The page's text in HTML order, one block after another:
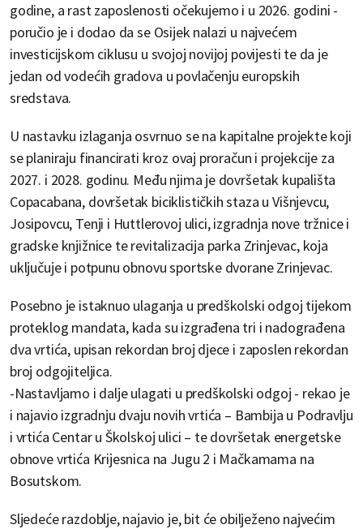
godine, a rast zaposlenosti očekujemo i u 2026. godini -
poručio je i dodao da se Osijek nalazi u najvećem
investicijskom ciklusu u svojoj novijoj povijesti te da je
jedan od vodećih gradova u povlačenju europskih
sredstava.
U nastavku izlaganja osvrnuo se na kapitalne projekte koji
se planiraju financirati kroz ovaj proračun i projekcije za
2027. i 2028. godinu. Među njima je dovršetak kupališta
Copacabana, dovršetak biciklističkih staza u Višnjevcu,
Josipovcu, Tenji i Huttlerovoj ulici, izgradnja nove tržnice i
gradske knjižnice te revitalizacija parka Zrinjevac, koja
uključuje i potpunu obnovu sportske dvorane Zrinjevac.
Posebno je istaknuo ulaganja u predškolski odgoj tijekom
proteklog mandata, kada su izgrađena tri i nadograđena
dva vrtića, upisan rekordan broj djece i zaposlen rekordan
broj odgojiteljica.
-Nastavljamo i dalje ulagati u predškolski odgoj - rekao je
i najavio izgradnju dvaju novih vrtića – Bambija u Podravlju
i vrtića Centar u Školskoj ulici – te dovršetak energetske
obnove vrtića Krijesnica na Jugu 2 i Mačkamama na
Bosutskom.
Sljedeće razdoblje, najavio je, bit će obilježeno najvećim